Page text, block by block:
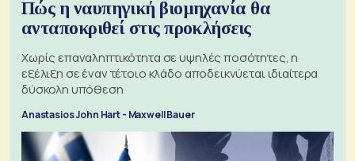
Πώς η ναυπηγική βιομηχανία θα
ανταποκριθεί στις προκλήσεις
Χωρίς επαναληπτικότητα σε υψηλές ποσότητες, η
εξέλιξη σε έναν τέτοιο κλάδο αποδεικνύεται ιδιαίτερα
δύσκολη υπόθεση
Anastasios John Hart - Maxwell Bauer